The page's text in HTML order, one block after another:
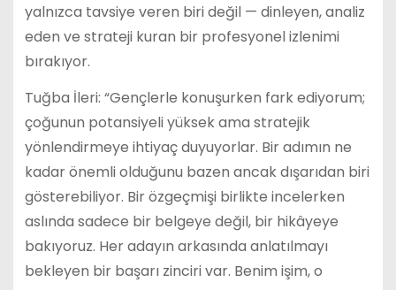
yalnızca tavsiye veren biri değil — dinleyen, analiz
eden ve strateji kuran bir profesyonel izlenimi
bırakıyor.
Tuğba İleri: “Gençlerle konuşurken fark ediyorum;
çoğunun potansiyeli yüksek ama stratejik
yönlendirmeye ihtiyaç duyuyorlar. Bir adımın ne
kadar önemli olduğunu bazen ancak dışarıdan biri
gösterebiliyor. Bir özgeçmişi birlikte incelerken
aslında sadece bir belgeye değil, bir hikâyeye
bakıyoruz. Her adayın arkasında anlatılmayı
bekleyen bir başarı zinciri var. Benim işim, o